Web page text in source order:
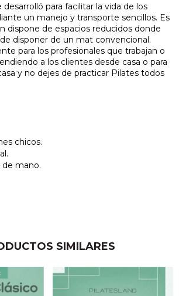
para facilitar la vida de los
un manejo y transporte sencillos. Es
dispone de espacios reducidos donde
disponer de un mat convencional.
para los profesionales que trabajan o
a los clientes desde casa o para
y no dejes de practicar Pilates todos
chicos.
de mano.
SIMILARES